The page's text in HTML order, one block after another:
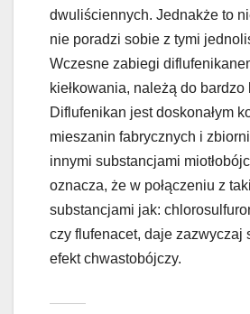
dwuliściennych. Jednakże to
nie poradzi sobie z tymi
Wczesne zabiegi
kiełkowania, należą do bardzo
Diflufenikan jest doskonałym
mieszanin fabrycznych i
innymi substancjami
oznacza, że w połączeniu z
substancjami jak:
czy flufenacet, daje zazwyczaj
efekt chwastobójczy.